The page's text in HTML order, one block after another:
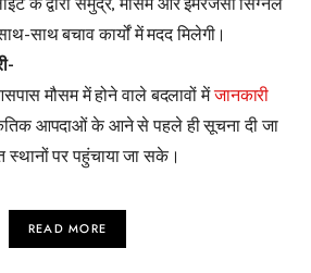
साथ बचाव कार्यों में मदद मिलेगी।
मौसम में होने वाले बदलावों मेंजानकारी
आपदाओं के आने से पहले ही सूचना दी जा
स्थानों पर पहुंचाया जा सके।
READ MORE